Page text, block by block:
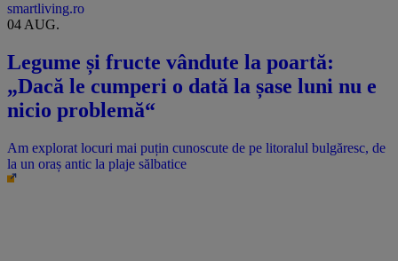
smartliving.ro
04 AUG.
Legume și fructe vândute la poartă:
„Dacă le cumperi o dată la șase luni nu e
nicio problemă“
Am explorat locuri mai puțin cunoscute de pe litoralul bulgăresc, de
la un oraș antic la plaje sălbatice